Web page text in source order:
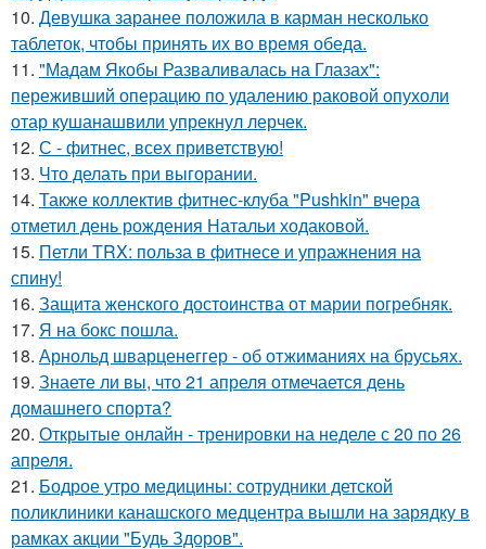
10. Девушка заранее положила в карман несколько
таблеток, чтобы принять их во время обеда.
11. "Мадам Якобы Разваливалась на Глазах":
переживший операцию по удалению раковой опухоли
отар кушанашвили упрекнул лерчек.
12. С - фитнес, всех приветствую!
13. Что делать при выгорании.
14. Также коллектив фитнес-клуба "Pushkin" вчера
отметил день рождения Натальи ходаковой.
15. Петли TRX: польза в фитнесе и упражнения на
спину!
16. Защита женского достоинства от марии погребняк.
17. Я на бокс пошла.
18. Арнольд шварценеггер - об отжиманиях на брусьях.
19. Знаете ли вы, что 21 апреля отмечается день
домашнего спорта?
20. Открытые онлайн - тренировки на неделе с 20 по 26
апреля.
21. Бодрое утро медицины: сотрудники детской
поликлиники канашского медцентра вышли на зарядку в
рамках акции "Будь Здоров".